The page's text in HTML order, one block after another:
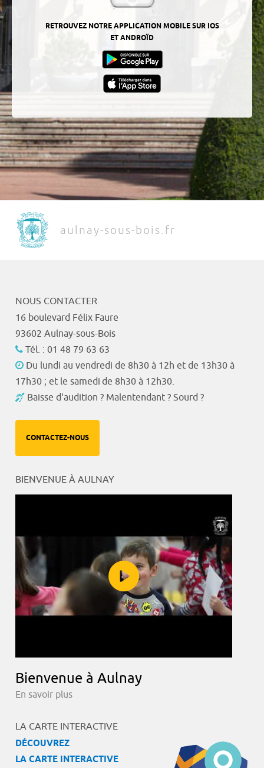
RETROUVEZ NOTRE APPLICATION MOBILE SUR IOS
ET ANDROÏD
aulnay-sous-bois.fr
NOUS CONTACTER
16 boulevard Félix Faure
93602 Aulnay-sous-Bois
Tél. : 01 48 79 63 63
Du lundi au vendredi de 8h30 à 12h et de 13h30 à
17h30 ; et le samedi de 8h30 à 12h30.
Baisse d'audition ? Malentendant ? Sourd ?
CONTACTEZ-NOUS
BIENVENUE À AULNAY
Bienvenue à Aulnay
En savoir plus
LA CARTE INTERACTIVE
DÉCOUVREZ
LA CARTE INTERACTIVE